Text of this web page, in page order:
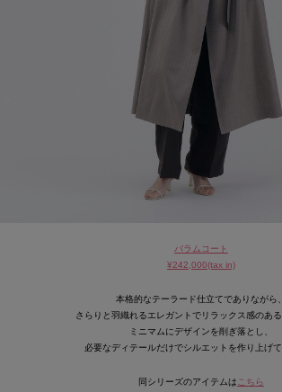
バラムコート
¥242,000(tax in)
本格的なテーラード仕立てでありながら、
さらりと羽織れるエレガントでリラックス感のある
ミニマムにデザインを削ぎ落とし、
必要なディテールだけでシルエットを作り上げて
同シリーズのアイテムは こちら